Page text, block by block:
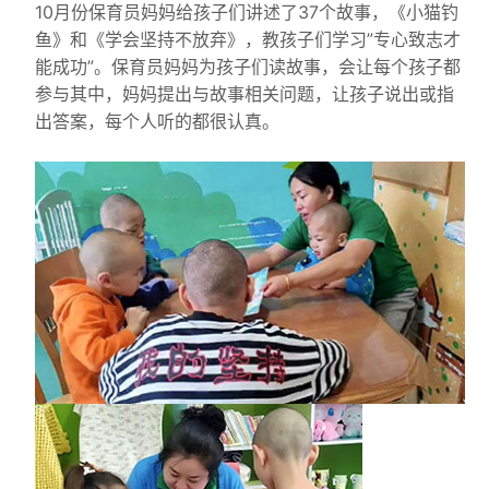
10月份保育员妈妈给孩子们讲述了37个故事，《小猫钓
鱼》和《学会坚持不放弃》，教孩子们学习”专心致志才
能成功”。保育员妈妈为孩子们读故事，会让每个孩子都
参与其中，妈妈提出与故事相关问题，让孩子说出或指
出答案，每个人听的都很认真。